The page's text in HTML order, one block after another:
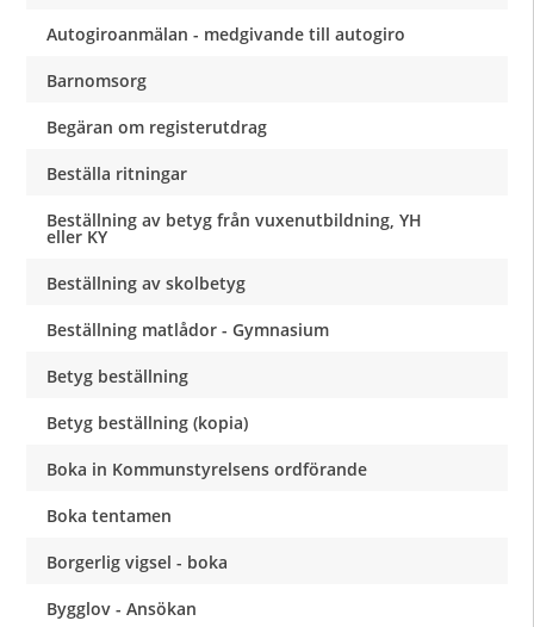
Autogiroanmälan - medgivande till autogiro
Barnomsorg
Begäran om registerutdrag
Beställa ritningar
Beställning av betyg från vuxenutbildning, YH
eller KY
Beställning av skolbetyg
Beställning matlådor - Gymnasium
Betyg beställning
Betyg beställning (kopia)
Boka in Kommunstyrelsens ordförande
Boka tentamen
Borgerlig vigsel - boka
Bygglov - Ansökan